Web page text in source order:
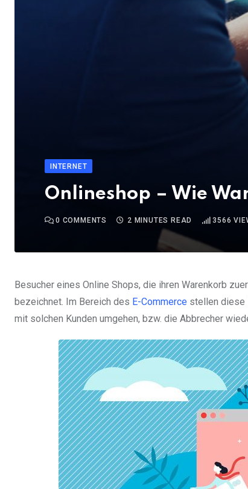
INTERNET
Onlineshop – Wie
0 COMMENTS 2 MINUTES READ 3566
Besucher eines Online Shops, die ihren Warenkorb
bezeichnet. Im Bereich des E-Commerce stellen diese
mit solchen Kunden umgehen, bzw. die Abbrecher